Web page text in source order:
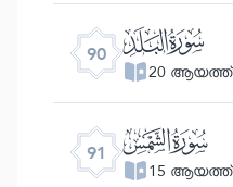
90 ﰇ
20 ആയത്ത്
91 ﰈ
15 ആയത്ത്